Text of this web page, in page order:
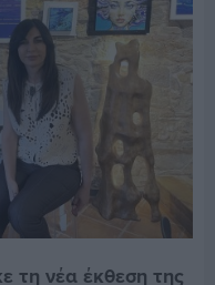
τη νέα έκθεση της